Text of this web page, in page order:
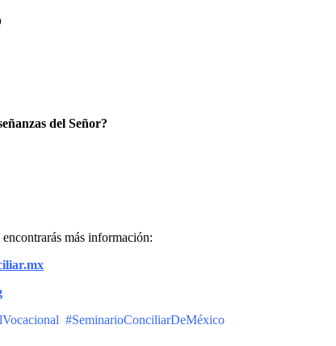
del Señor?
más información:
#SeminarioConciliarDeMéxico